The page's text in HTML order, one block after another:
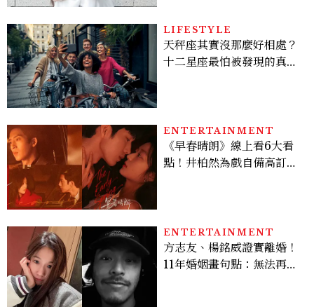
LIFESTYLE
天秤座其實沒那麼好相處？
十二星座最怕被發現的真實
ENTERTAINMENT
《早春晴朗》線上看6大看
點！井柏然為戲自備高訂，
ENTERTAINMENT
方志友、楊銘威證實離婚！
11年婚姻畫句點：無法再做